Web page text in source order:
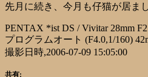
先月に続き、今月も仔猫が居ま
PENTAX *ist DS / Vivitar 28mm
プログラムオート (F4.0,1/160)
撮影日時,2006-07-09 15:05:00
共有: